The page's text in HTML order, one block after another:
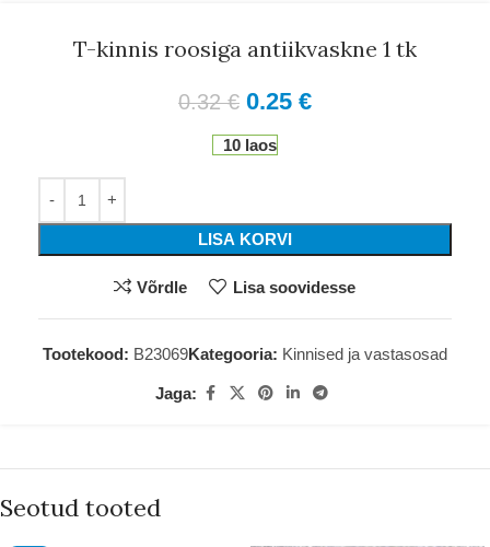
T-kinnis roosiga antiikvaskne 1 tk
0.32€ 0.25 €
10 laos
LISA KORVI
Võrdle Lisa soovidesse
Tootekood: B23069Kategooria: Kinnised ja vastasosad
Jaga:
Seotud tooted